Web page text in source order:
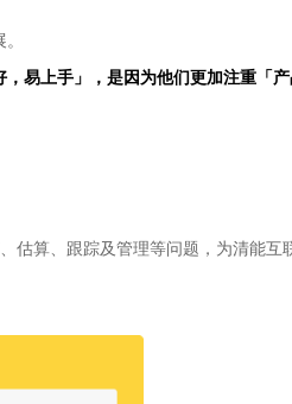
易上手」，是因为他们更加注重「产
算、跟踪及管理等问题，为清能互